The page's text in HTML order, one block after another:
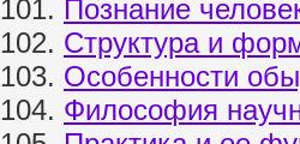
101. Познание
102. Структура и
103. Особенности
104. Философия